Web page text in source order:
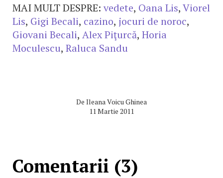
MAI MULT DESPRE: vedete, Oana Lis,Viorel
Lis, Gigi Becali, cazino, jocuri de noroc,
Giovani Becali, Alex Piţurcă, Horia
Moculescu, Raluca Sandu
De Ileana Voicu Ghinea
11 Martie 2011
Comentarii (3)